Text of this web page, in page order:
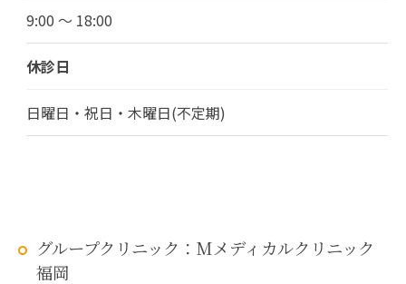
9:00 ～ 18:00
休診日
日曜日・祝日・木曜日(不定期)
グループクリニック：Mメディカルクリニック
福岡